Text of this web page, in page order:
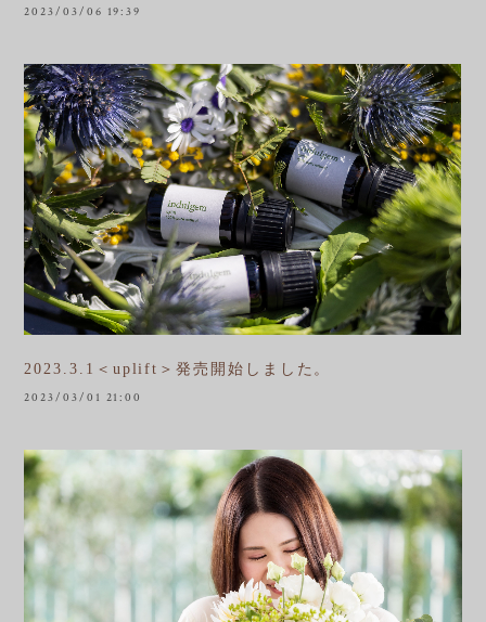
2023/03/06 19:39
2023.3.1＜uplift＞発売開始しました。
2023/03/01 21:00